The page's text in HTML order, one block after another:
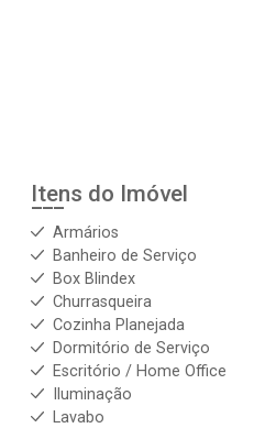
Itens do Imóvel
Armários
Banheiro de Serviço
Box Blindex
Churrasqueira
Cozinha Planejada
Dormitório de Serviço
Escritório / Home Office
Iluminação
Lavabo